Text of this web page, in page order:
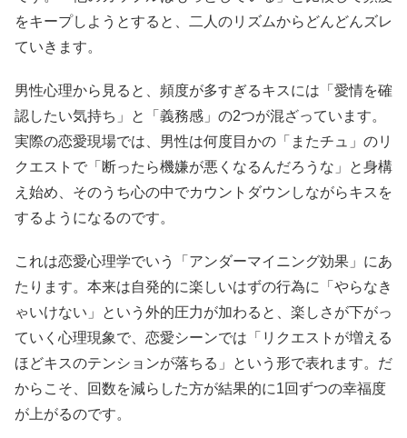
をキープしようとすると、二人のリズムからどんどんズレ
ていきます。
男性心理から見ると、頻度が多すぎるキスには「愛情を確
認したい気持ち」と「義務感」の2つが混ざっています。
実際の恋愛現場では、男性は何度目かの「またチュ」のリ
クエストで「断ったら機嫌が悪くなるんだろうな」と身構
え始め、そのうち心の中でカウントダウンしながらキスを
するようになるのです。
これは恋愛心理学でいう「アンダーマイニング効果」にあ
たります。本来は自発的に楽しいはずの行為に「やらなき
ゃいけない」という外的圧力が加わると、楽しさが下がっ
ていく心理現象で、恋愛シーンでは「リクエストが増える
ほどキスのテンションが落ちる」という形で表れます。だ
からこそ、回数を減らした方が結果的に1回ずつの幸福度
が上がるのです。